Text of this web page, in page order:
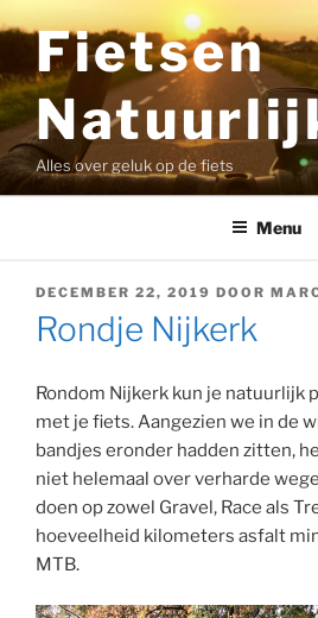
naar
de
inhoud
Fietsen
Alles over geluk op de fiets
Menu
GEPLAATST
OP
DECEMBER 22, 2019 DOOR
Rondje Nijkerk
Rondom Nijkerk kun je natuurlijk
met je fiets. Aangezien we in de
bandjes eronder hadden zitten,
niet helemaal over verharde
doen op zowel Gravel, Race als
hoeveelheid kilometers asfalt
MTB.